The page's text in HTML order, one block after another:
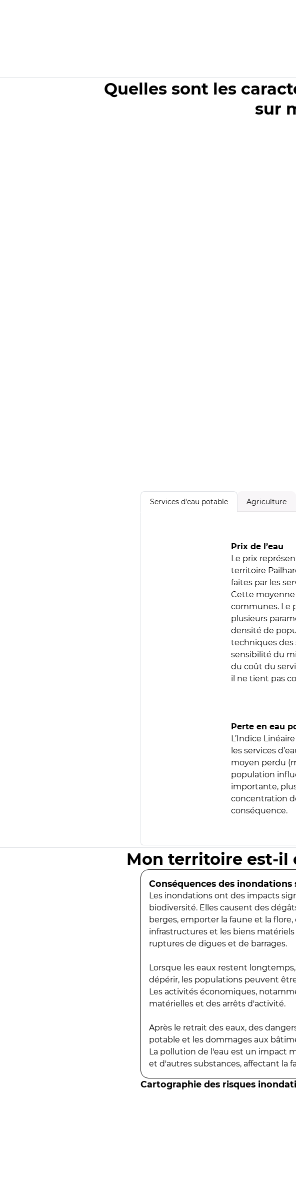
Quelles sont les
sur
Services d'eau potable Agriculture
Prix de l’eau
Le prix
territoire
faites par les
Cette moyenne
communes. Le
plusieurs
densité de
techniques des
sensibilité du
du coût du
il ne tient pas
Perte en eau
L’Indice
les services
moyen perdu
population
importante,
concentration
conséquence.
Mon territoire est-il
Conséquences des inondations
Les inondations ont des impacts
biodiversité. Elles causent des
berges, emporter la faune et la
infrastructures et les biens
ruptures de digues et de barrages.
Lorsque les eaux restent
dépérir, les populations peuvent
Les activités économiques,
matérielles et des arrêts d'activité.
Après le retrait des eaux, des
potable et les dommages aux
La pollution de l'eau est un impact
et d'autres substances, affectant la
Cartographie des risques